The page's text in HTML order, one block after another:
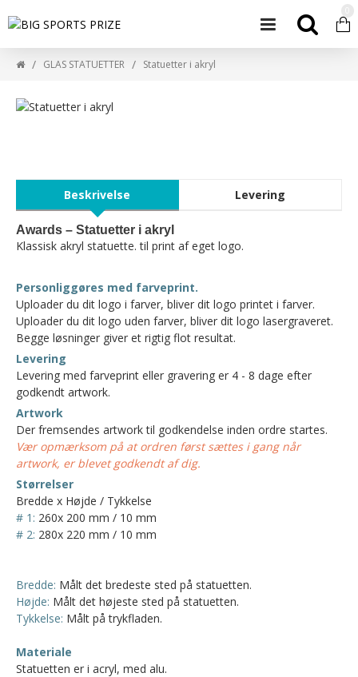
GLAS STATUETTER Statuetter i akryl
Beskrivelse Levering
Awards – Statuetter i akryl
Klassisk akryl statuette. til print af eget logo.
Personliggøres med farveprint.
Uploader du dit logo i farver, bliver dit logo printet i farver.
Uploader du dit logo uden farver, bliver dit logo lasergraveret.
Begge løsninger giver et rigtig flot resultat.
Levering
Levering med farveprint eller gravering er 4 - 8 dage efter
godkendt artwork.
Artwork
Der fremsendes artwork til godkendelse inden ordre startes.
Vær opmærksom på at ordren først sættes i gang når
artwork, er blevet godkendt af dig.
Størrelser
Bredde x Højde / Tykkelse
# 1: 260x 200 mm / 10 mm
# 2: 280x 220 mm / 10 mm
Bredde: Målt det bredeste sted på statuetten.
Højde: Målt det højeste sted på statuetten.
Tykkelse: Målt på trykfladen.
Materiale
Statuetten er i acryl, med alu.